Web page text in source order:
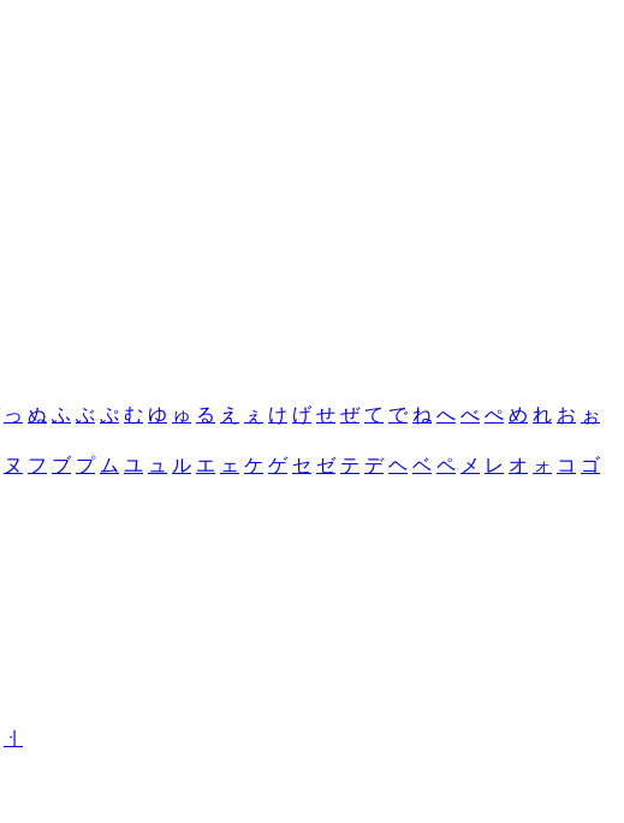
っ ぬ ふ ぶ ぷ む ゆ ゅ る え ぇ け げ せ ぜ て で ね へ べ ぺ め れ お ぉ
ヌ フ ブ プ ム ユ ュ ル エ ェ ケ ゲ セ ゼ テ デ ヘ ベ ペ メ レ オ ォ コ ゴ
ㆎ